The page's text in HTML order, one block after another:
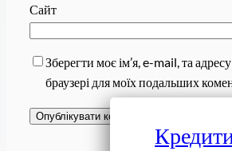
Сайт
Зберегти моє ім’я, e-mail, та
браузері для моїх подальших